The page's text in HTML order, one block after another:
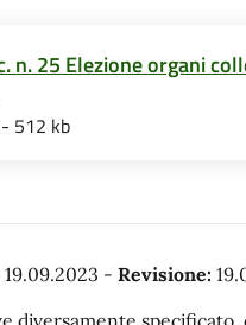
n. 25 Elezione organi
512 kb
19.09.2023 - Revisione:
diversamente